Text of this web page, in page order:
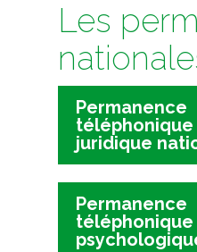
Les
Permanence
juridique
Permanence